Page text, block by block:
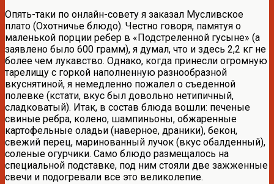
Опять-таки по онлайн-совету я заказал Мусливское
плато (Охотничье блюдо). Честно говоря, памятуя о
маленькой порции ребер в «Подстреленной гусыне» (а
заявлено было 600 грамм), я думал, что и здесь 2,2 кг не
более чем лукавство. Однако, когда принесли огромную
тарелищу с горкой наполненную разнообразной
вкуснятиной, я немедленно пожалел о съеденной
полевке (кстати, вкус был довольно нетипичный,
сладковатый). Итак, в состав блюда вошли: печеные
свиные ребра, колено, шампиньоны, обжаренные
картофельные оладьи (наверное, драники), бекон,
свежий перец, маринованный лучок (вкус обалденный),
соленые огурчики. Само блюдо размещалось на
специальной подставке, под ним стояли две зажженные
свечи и подогревали все это великолепие.